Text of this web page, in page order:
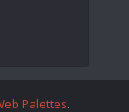
Palettes.